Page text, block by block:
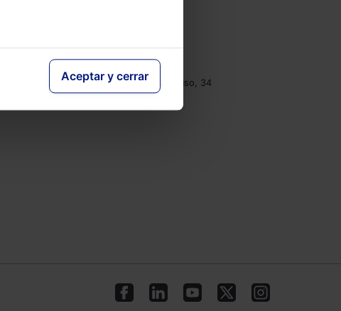
Aceptar y cerrar
Tel.: 91 210 80 00
clientes@lefebvre.es
Monasterios de Suso y Yuso, 34